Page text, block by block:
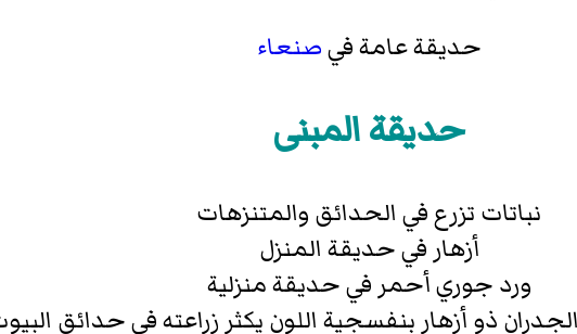
حديقة عامة فيصنعاء
حديقة المبنى
نباتات تزرع في الحدائق والمتنزهات
أزهار في حديقة المنزل
ورد جوري أحمر في حديقة منزلية
ذو أزهار بنفسجية اللون يكثر زراعته في حدائق